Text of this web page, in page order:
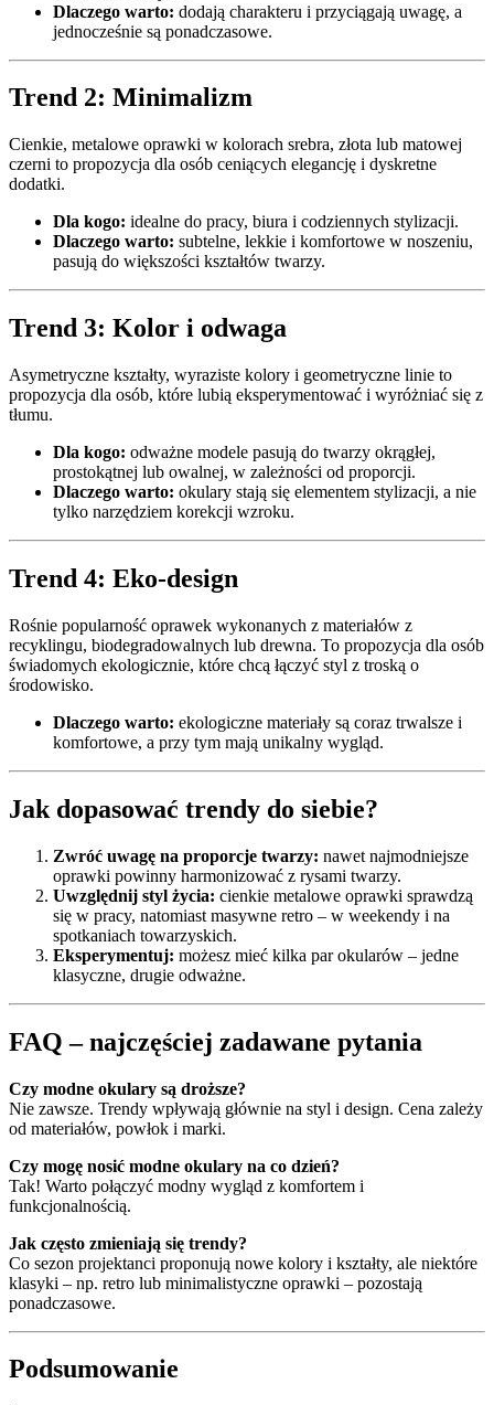
Dlaczego warto: dodają charakteru i przyciągają uwagę, a
jednocześnie są ponadczasowe.
Trend 2: Minimalizm
Cienkie, metalowe oprawki w kolorach srebra, złota lub matowej
czerni to propozycja dla osób ceniących elegancję i dyskretne
dodatki.
Dla kogo: idealne do pracy, biura i codziennych stylizacji.
Dlaczego warto: subtelne, lekkie i komfortowe w noszeniu,
pasują do większości kształtów twarzy.
Trend 3: Kolor i odwaga
Asymetryczne kształty, wyraziste kolory i geometryczne linie to
propozycja dla osób, które lubią eksperymentować i wyróżniać się z
tłumu.
Dla kogo: odważne modele pasują do twarzy okrągłej,
prostokątnej lub owalnej, w zależności od proporcji.
Dlaczego warto: okulary stają się elementem stylizacji, a nie
tylko narzędziem korekcji wzroku.
Trend 4: Eko-design
Rośnie popularność oprawek wykonanych z materiałów z
recyklingu, biodegradowalnych lub drewna. To propozycja dla osób
świadomych ekologicznie, które chcą łączyć styl z troską o
środowisko.
Dlaczego warto: ekologiczne materiały są coraz trwalsze i
komfortowe, a przy tym mają unikalny wygląd.
Jak dopasować trendy do siebie?
Zwróć uwagę na proporcje twarzy: nawet najmodniejsze
oprawki powinny harmonizować z rysami twarzy.
Uwzględnij styl życia: cienkie metalowe oprawki sprawdzą
się w pracy, natomiast masywne retro – w weekendy i na
spotkaniach towarzyskich.
Eksperymentuj: możesz mieć kilka par okularów – jedne
klasyczne, drugie odważne.
FAQ – najczęściej zadawane pytania
Czy modne okulary są droższe?
Nie zawsze. Trendy wpływają głównie na styl i design. Cena zależy
od materiałów, powłok i marki.
Czy mogę nosić modne okulary na co dzień?
Tak! Warto połączyć modny wygląd z komfortem i
funkcjonalnością.
Jak często zmieniają się trendy?
Co sezon projektanci proponują nowe kolory i kształty, ale niektóre
klasyki – np. retro lub minimalistyczne oprawki – pozostają
ponadczasowe.
Podsumowanie